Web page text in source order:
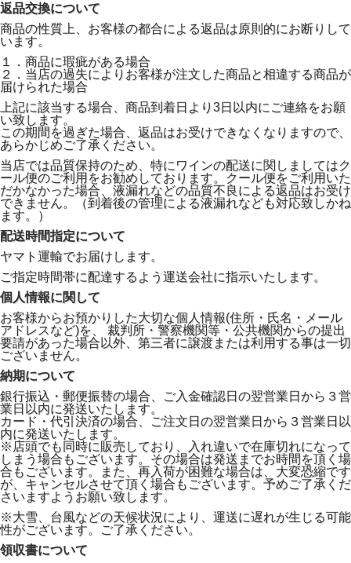
返品交換について
商品の性質上、お客様の都合による返品は原則的にお断りして
います。
１．商品に瑕疵がある場合
２．当店の過失によりお客様が注文した商品と相違する商品が
届けられた場合
上記に該当する場合、商品到着日より3日以内にご連絡をお願
い致します。
この期間を過ぎた場合、返品はお受けできなくなりますので、
あらかじめご了承ください。
当店では品質保持のため、特にワインの配送に関しましてはク
ール便のご利用をお勧めしております。クール便をご利用いた
だかなかった場合、液漏れなどの品質不良による返品はお受け
できません。（到着後の管理による液漏れなども対応致しかね
ます。）
配送時間指定について
ヤマト運輸でお届けします。
ご指定時間帯に配達するよう運送会社に指示いたします。
個人情報に関して
お客様からお預かりした大切な個人情報(住所・氏名・メール
アドレスなど)を、 裁判所・警察機関等・公共機関からの提出
要請があった場合以外、第三者に譲渡または利用する事は一切
ございません。
納期について
銀行振込・郵便振替の場合、ご入金確認日の翌営業日から３営
業日以内に発送いたします。
カード・代引決済の場合、ご注文日の翌営業日から３営業日以
内に発送いたします。
※店頭でも同時に販売しており、入れ違いで在庫切れになって
しまう場合もございます。その場合は発送までお時間を頂く場
合もございます。また、再入荷が困難な場合は、大変恐縮です
が、キャンセルさせて頂く場合もございます。予めご了承くだ
さいますようお願い致します。
※大雪、台風などの天候状況により、運送に遅れが生じる可能
性がございます。ご了承ください。
領収書について